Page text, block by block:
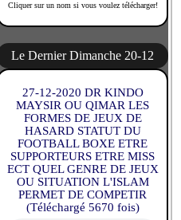
Cliquer sur un nom si vous voulez télécharger!
Le Dernier Dimanche 20-12
27-12-2020 DR KINDO
MAYSIR OU QIMAR LES
FORMES DE JEUX DE
HASARD STATUT DU
FOOTBALL BOXE ETRE
SUPPORTEURS ETRE MISS
ECT QUEL GENRE DE JEUX
OU SITUATION L'ISLAM
PERMET DE COMPETIR
(Téléchargé 5670 fois)